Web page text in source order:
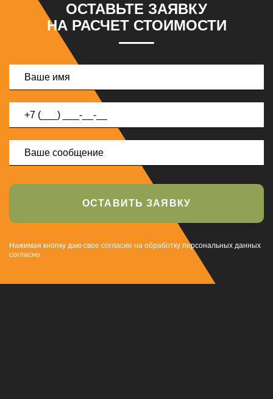
ОСТАВЬТЕ ЗАЯВКУ
НА РАСЧЕТ СТОИМОСТИ
ОСТАВИТЬ ЗАЯВКУ
Нажимая кнопку даю свое согласие на обработку персональных данных
согласно